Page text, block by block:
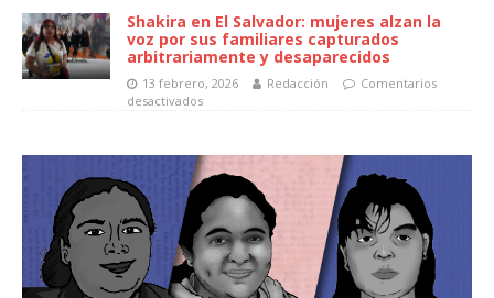
Shakira en El Salvador: mujeres alzan la
voz por sus familiares capturados
arbitrariamente y desaparecidos
13 febrero, 2026 Redacción
Comentarios
desactivados